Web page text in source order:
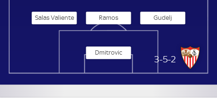
FC Sevilla
3-5-2
Dmitrovic
Gudelj
Ramos
Salas Valiente